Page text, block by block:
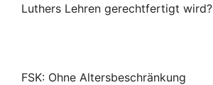
Luthers Lehren gerechtfertigt wird?
FSK: Ohne Altersbeschränkung